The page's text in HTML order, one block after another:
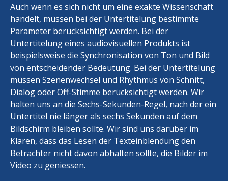
Auch wenn es sich nicht um eine exakte Wissenschaft
handelt, müssen bei der Untertitelung bestimmte
Parameter berücksichtigt werden. Bei der
Untertitelung eines audiovisuellen Produkts ist
beispielsweise die Synchronisation von Ton und Bild
von entscheidender Bedeutung. Bei der Untertitelung
müssen Szenenwechsel und Rhythmus von Schnitt,
Dialog oder Off-Stimme berücksichtigt werden. Wir
halten uns an die Sechs-Sekunden-Regel, nach der ein
Untertitel nie länger als sechs Sekunden auf dem
Bildschirm bleiben sollte. Wir sind uns darüber im
Klaren, dass das Lesen der Texteinblendung den
Betrachter nicht davon abhalten sollte, die Bilder im
Video zu geniessen.